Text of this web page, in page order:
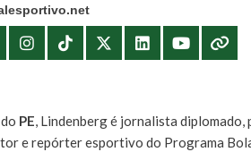
PE, Lindenberg é jornalista
e repórter esportivo do Programa